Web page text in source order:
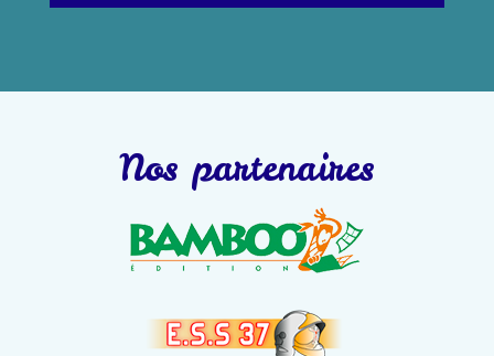
Nos partenaires